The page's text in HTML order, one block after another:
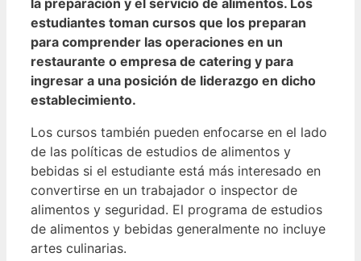
la preparación y el servicio de alimentos. Los
estudiantes toman cursos que los preparan
para comprender las operaciones en un
restaurante o empresa de catering y para
ingresar a una posición de liderazgo en dicho
establecimiento.
Los cursos también pueden enfocarse en el lado
de las políticas de estudios de alimentos y
bebidas si el estudiante está más interesado en
convertirse en un trabajador o inspector de
alimentos y seguridad. El programa de estudios
de alimentos y bebidas generalmente no incluye
artes culinarias.